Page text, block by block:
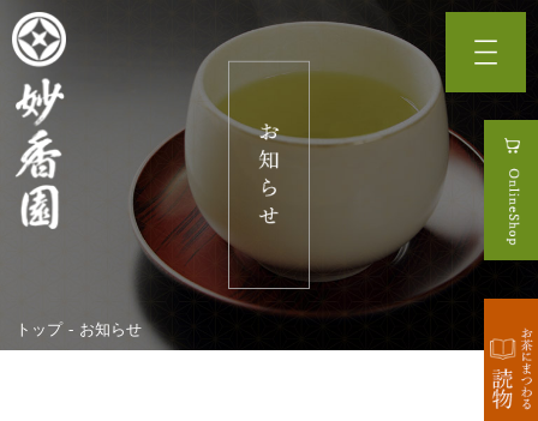
トップ お知らせ